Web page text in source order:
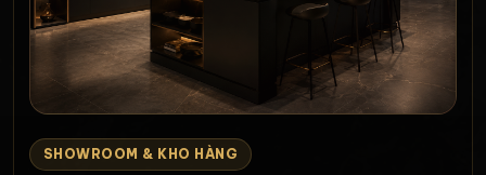
SHOWROOM & KHO HÀNG